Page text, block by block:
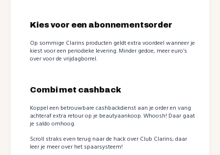
Kies voor een abonnementsorder
Op sommige Clarins producten geldt extra voordeel wanneer je
kiest voor een periodieke levering. Minder gedoe, meer euro’s
over voor de vrijdagborrel.
Combi met cashback
Koppel een betrouwbare cashbackdienst aan je order en vang
achteraf extra retour op je beautyaankoop. Whoosh! Daar gaat
je saldo omhoog.
Scroll straks even terug naar de hack over Club Clarins; daar
leer je meer over het spaarsysteem!